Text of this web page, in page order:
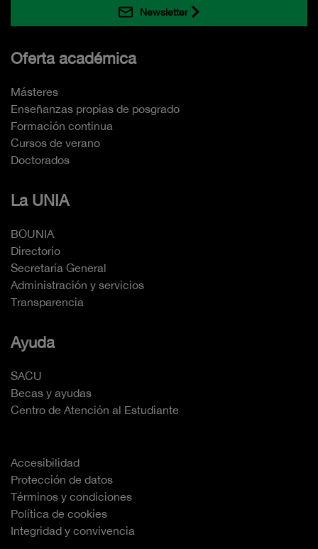
Newsletter
Oferta académica
Másteres
Enseñanzas propias de posgrado
Formación continua
Cursos de verano
Doctorados
La UNIA
BOUNIA
Directorio
Secretaría General
Administración y servicios
Transparencia
Ayuda
SACU
Becas y ayudas
Centro de Atención al Estudiante
Accesibilidad
Protección de datos
Términos y condiciones
Política de cookies
Integridad y convivencia